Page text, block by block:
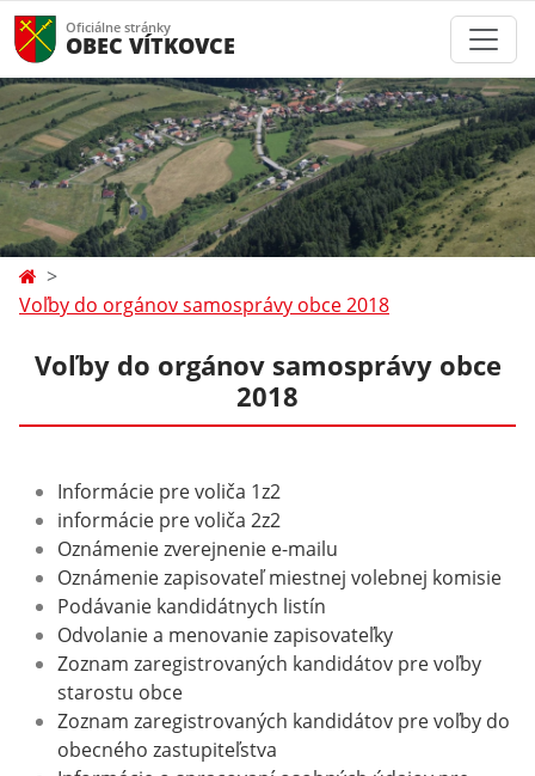
Oficiálne stránky
OBEC VÍTKOVCE
Voľby do orgánov samosprávy obce 2018
Voľby do orgánov samosprávy obce
2018
Informácie pre voliča 1z2
informácie pre voliča 2z2
Oznámenie zverejnenie e-mailu
Oznámenie zapisovateľ miestnej volebnej komisie
Podávanie kandidátnych listín
Odvolanie a menovanie zapisovateľky
Zoznam zaregistrovaných kandidátov pre voľby
starostu obce
Zoznam zaregistrovaných kandidátov pre voľby do
obecného zastupiteľstva